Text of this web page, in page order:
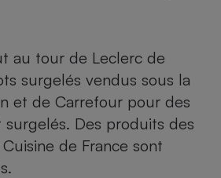
au tour de Leclerc de
surgelés vendus sous la
et de Carrefour pour des
surgelés. Des produits des
Cuisine de France sont
Téléviseur
Antimoustique